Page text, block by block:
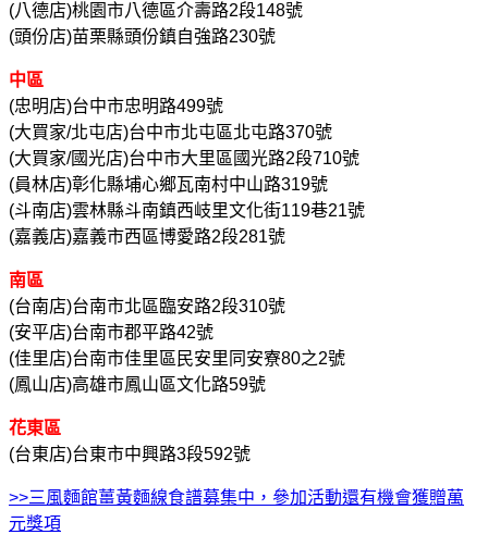
(八德店)桃園市八德區介壽路2段148號
(頭份店)苗栗縣頭份鎮自強路230號
中區
(忠明店)台中市忠明路499號
(大買家/北屯店)台中市北屯區北屯路370號
(大買家/國光店)台中市大里區國光路2段710號
(員林店)彰化縣埔心鄉瓦南村中山路319號
(斗南店)雲林縣斗南鎮西岐里文化街119巷21號
(嘉義店)嘉義市西區博愛路2段281號
南區
(台南店)台南市北區臨安路2段310號
(安平店)台南市郡平路42號
(佳里店)台南市佳里區民安里同安寮80之2號
(鳳山店)高雄市鳳山區文化路59號
花東區
(台東店)台東市中興路3段592號
>>三風麵館薑黃麵線食譜募集中，參加活動還有機會獲贈萬
元獎項